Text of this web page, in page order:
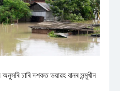
চাৰি দশকত ভয়াৱহ বানৰ সন্মুখীন